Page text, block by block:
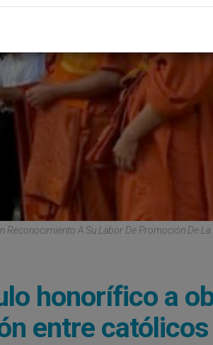
A Su Labor De Promoción De
honorífico a
entre